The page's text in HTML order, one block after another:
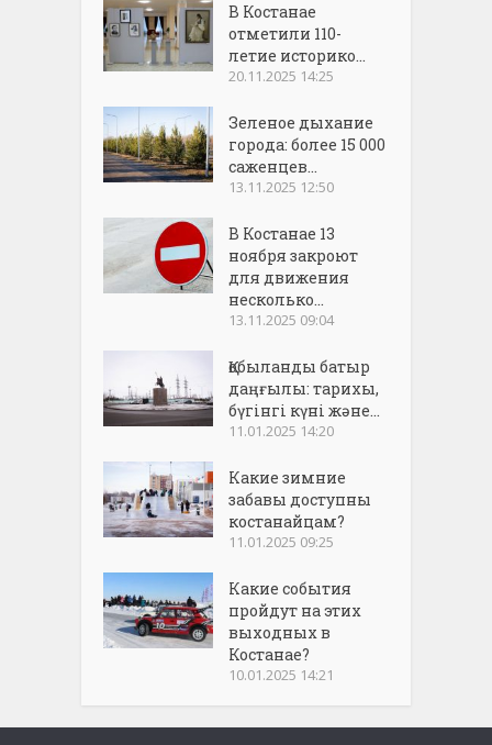
В Костанае
отметили 110-
летие историко...
20.11.2025 14:25
Зеленое дыхание
города: более 15 000
саженцев...
13.11.2025 12:50
В Костанае 13
ноября закроют
для движения
несколько...
13.11.2025 09:04
Қобыланды батыр
даңғылы: тарихы,
бүгінгі күні және...
11.01.2025 14:20
Какие зимние
забавы доступны
костанайцам?
11.01.2025 09:25
Какие события
пройдут на этих
выходных в
Костанае?
10.01.2025 14:21